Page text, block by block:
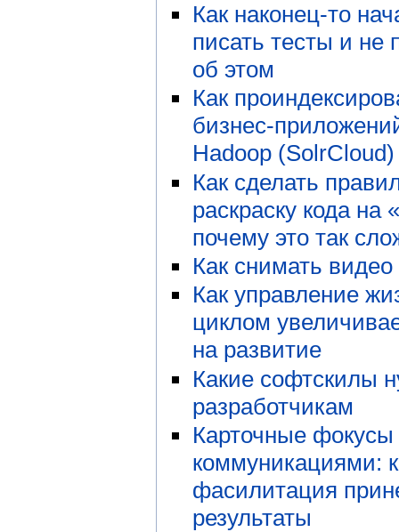
Как наконец-то
писать тесты и не
об этом
Как
бизнес-
Hadoop (SolrCloud)
Как сделать
раскраску кода на
почему это так
Как снимать видео
Как управление
циклом
на развитие
Какие софтскилы
разработчикам
Карточные фокусы
коммуникациями:
фасилитация
результаты